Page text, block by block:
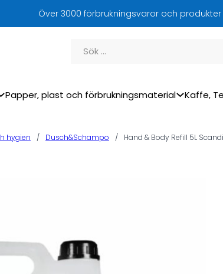
Över 3000 förbrukningsvaror och
Sök
Papper, plast och förbrukningsmaterial Kaffe,
hygien / Dusch&Schampo / Hand & Body Refill 5L